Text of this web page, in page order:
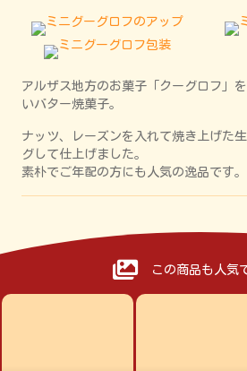
アルザス地方のお菓子「クーグロフ」
いバター焼菓子。
ナッツ、レーズンを入れて焼き上げた
グして仕上げました。
素朴でご年配の方にも人気の逸品です。
この商品も人気